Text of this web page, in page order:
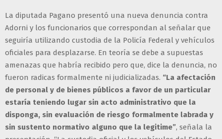
La diputada Pagano presentó una nueva denuncia contra
Adorni y los funcionarios que correspondan al señalar que
seguiría utilizando custodia de la Policía Federal y vehículos
oficiales para desplazarse. En teoría se debe a supuestas
amenazas que habría recibido pero que, dice la denuncia, no
fueron radicas formalmente ni judicializadas. “La afectación
de personal y de bienes públicos a favor de un particular
estaría teniendo lugar sin acto administrativo que la
disponga, sin evaluación de riesgo formalmente labrada y
sin sustento normativo alguno que la legitime”, señala la